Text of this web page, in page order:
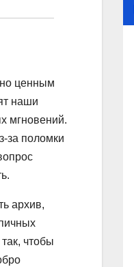
ценным
наши
мгновений.
за поломки
архив,
чтобы